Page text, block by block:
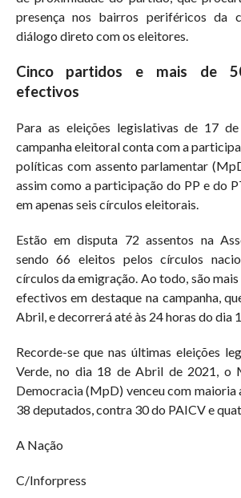
presença nos bairros periféricos da
diálogo direto com os eleitores.
Cinco partidos e mais de
efectivos
Para as eleições legislativas de 17
campanha eleitoral conta com a
políticas com assento parlamentar
assim como a participação do PP e do
em apenas seis círculos eleitorais.
Estão em disputa 72 assentos na
sendo 66 eleitos pelos círculos
círculos da emigração. Ao todo, são
efectivos em destaque na campanha,
Abril, e decorrerá até às 24 horas do dia
Recorde-se que nas últimas eleições
Verde, no dia 18 de Abril de 2021, o
Democracia (MpD) venceu com maioria
38 deputados, contra 30 do PAICV e
A Nação
C/Inforpress